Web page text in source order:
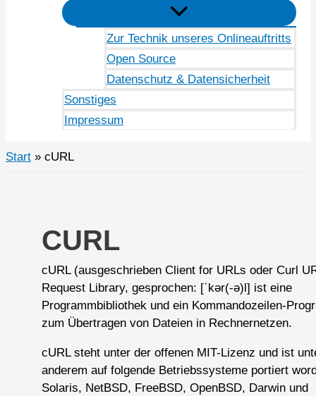
Zur Technik unseres Onlineauftritts
Open Source
Datenschutz & Datensicherheit
Sonstiges
Impressum
Start cURL
CURL
cURL (ausgeschrieben Client for URLs oder Curl
Request Library, gesprochen: [ˈkər(-ə)l] ist eine
Programmbibliothek und ein Kommandozeilen-
zum Übertragen von Dateien in Rechnernetzen.
cURL steht unter der offenen MIT-Lizenz und ist
anderem auf folgende Betriebssysteme portiert
Solaris, NetBSD, FreeBSD, OpenBSD, Darwin und